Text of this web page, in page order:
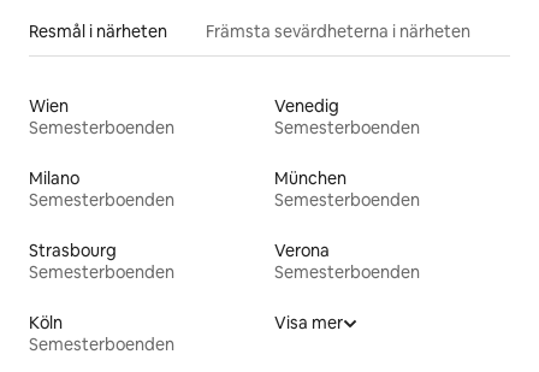
Resmål i närheten Främsta sevärdheterna i närheten
Wien
Semesterboenden
Venedig
Semesterboenden
Milano
Semesterboenden
München
Semesterboenden
Strasbourg
Semesterboenden
Verona
Semesterboenden
Köln
Semesterboenden
Visa mer